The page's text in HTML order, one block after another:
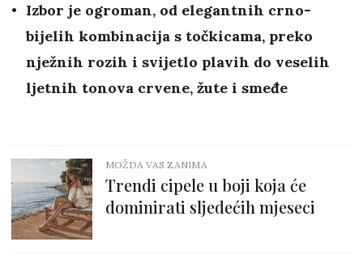
Izbor je ogroman, od elegantnih crno-
bijelih kombinacija s točkicama, preko
nježnih rozih i svijetlo plavih do veselih
ljetnih tonova crvene, žute i smeđe
MOŽDA VAS ZANIMA
Trendi cipele u boji koja će
dominirati sljedećih mjeseci